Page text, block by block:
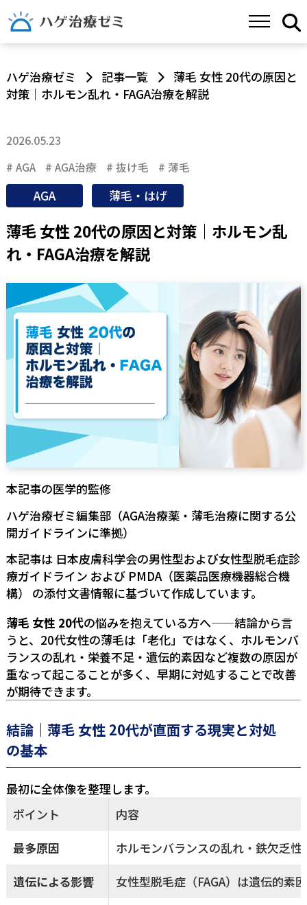
ハゲ治療ゼミ 記事一覧
薄毛 女性 20代の原因と
対策｜ホルモン乱れ・FAGA治療を解説
2026.05.23
AGA
AGA治療 抜け毛 薄毛
AGA 薄毛・はげ
薄毛 女性 20代の原因と対策｜ホルモン乱
れ・FAGA治療を解説
本記事の医学的監修
ハゲ治療ゼミ編集部（AGA治療薬・薄毛治療に関する公
開ガイドラインに準拠）
本記事は 日本皮膚科学会の男性型および女性型脱毛症診
療ガイドライン および PMDA（医薬品医療機器総合機
構）
の添付文書情報に基づいて作成しています。
薄毛 女性 20代の悩みを抱えている方へ——結論から言
うと、20代女性の薄毛は「老化」ではなく、ホルモンバ
ランスの乱れ・栄養不足・遺伝的素因など複数の原因が
重なって起こることが多く、早期に対処することで改善
が期待できます。
結論｜薄毛 女性 20代が直面する現実と対処
の基本
最初に全体像を整理します。
ポイント
内容
最多原因
ホルモンバランスの乱れ・鉄欠乏
遺伝による影響
女性型脱毛症（FAGA）は遺伝的素